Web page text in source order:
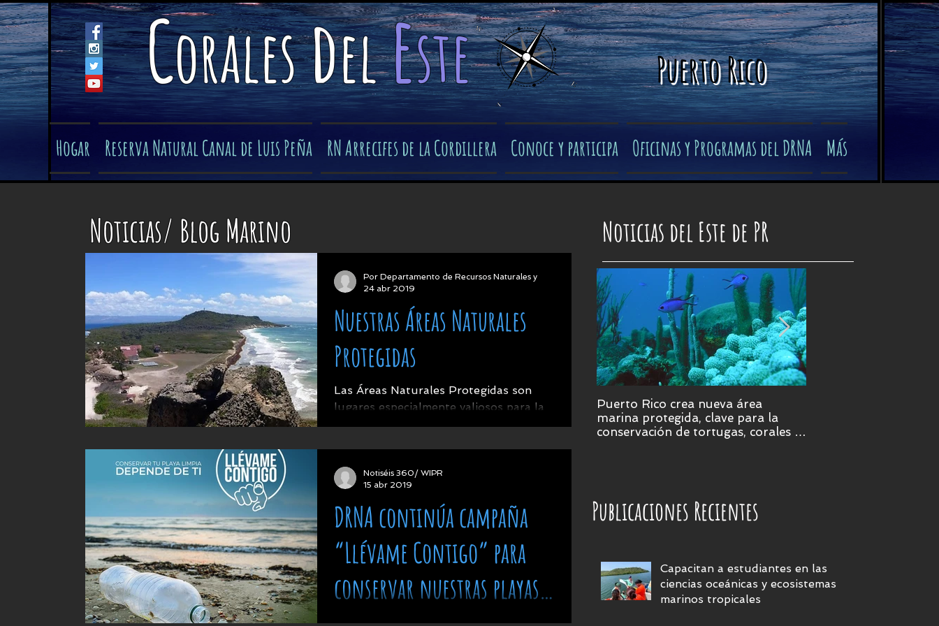
Coralesdeleste​ Puerto Rico
Hogar Reserva Natural Canal de Luis Peña RN Arrecifes de la Cordillera Conoce y participa Oficinas y Programas del DRNA Más
Noticias/ Blog Marino
Nuestras Áreas Naturales
Protegidas
Las Áreas Naturales Protegidas son
lugares especialmente valiosos para la
conservación y manejo de los recursos
Por Departamento de Recursos Naturales y
24 abr 2019
DRNA continúa campaña
“Llévame Contigo” para
conservar nuestras playas
La secretaria de Recursos Naturales y
Notiséis 360/ WIPR
15 abr 2019
Noticias del Este de PR
Puerto Rico crea nueva área
marina protegida, clave para la
conservación de tortugas, corales y
Publicaciones Recientes
Capacitan a estudiantes en las
ciencias oceánicas y ecosistemas
marinos tropicales